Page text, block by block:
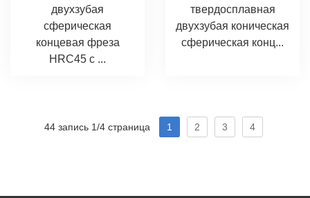
двухзубая
сферическая
концевая фреза
HRC45 с ...
твердосплавная
двухзубая коническая
сферическая конц...
44 запись 1/4 страница 1 2 3 4